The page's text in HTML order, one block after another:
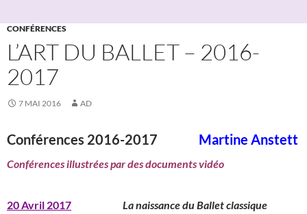
CONFÉRENCES
L’ART DU BALLET – 2016-
2017
7 MAI 2016 AD
Conférences 2016-2017 Martine Anstett
Conférences illustrées par des documents vidéo
20 Avril 2017
La naissance du Ballet classique